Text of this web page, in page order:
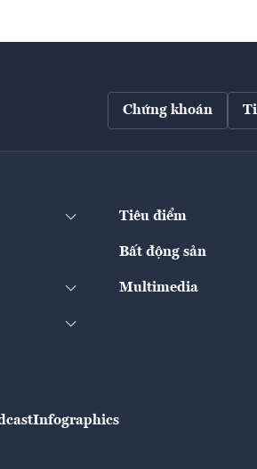
Chứng khoán
Tiêu điểm
Bất động sản
Multimedia
Infographics